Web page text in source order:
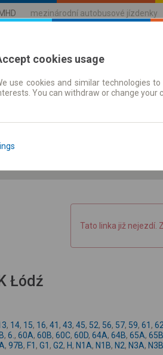
mezinárodní autobusové jízdenky
Jízdni řády a jízdenky
Tato linka již nejezdí.
Łódź
, 14, 15, 16, 41 , 43, 45, 52, 56, 57, 59, 61 ,
, 6. , 60A, 60B, 60C, 60D, 64A, 64B, 65A, 65B
, 97B, F1 , G1 , G2, H, N1A, N1B, N2, N3A, N3B
cookies usage
use cookies and similar technologies
You can withdraw or change